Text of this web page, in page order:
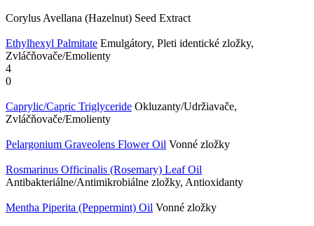
Corylus Avellana (Hazelnut) Seed Extract
Ethylhexyl Palmitate Emulgátory, Pleti identické zložky,
Zvláčňovače/Emolienty
4
0
Caprylic/​Capric Triglyceride Okluzanty/Udržiavače,
Zvláčňovače/Emolienty
Pelargonium Graveolens Flower Oil Vonné zložky
Rosmarinus Officinalis (Rosemary) Leaf Oil
Antibakteriálne/Antimikrobiálne zložky, Antioxidanty
Mentha Piperita (Peppermint) Oil Vonné zložky